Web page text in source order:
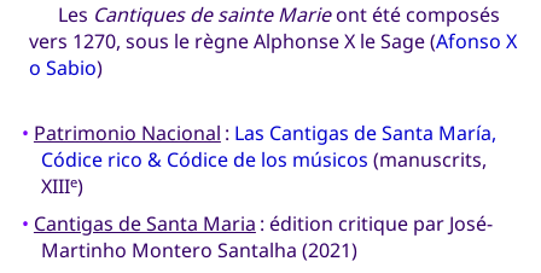
Les Cantiques de sainte Marieont été composés
vers 1270, sous le règne Alphonse X le Sage (Afonso X
o Sabio)
• Patrimonio Nacional : Las Cantigas de Santa María,
Códice rico & Códice de los músicos (manuscrits,
XIIIe)
• Cantigas de Santa Maria : édition critique par José-
Martinho Montero Santalha (2021)